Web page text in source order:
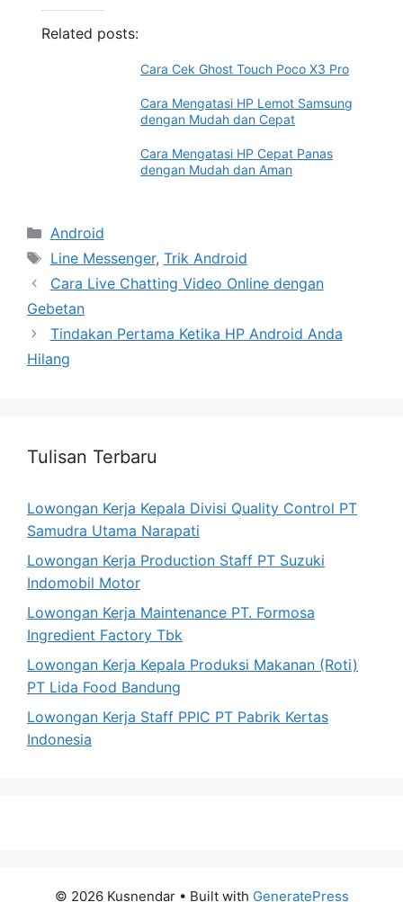
Related posts:
Cara Cek Ghost Touch Poco X3 Pro
Cara Mengatasi HP Lemot Samsung
dengan Mudah dan Cepat
Cara Mengatasi HP Cepat Panas
dengan Mudah dan Aman
Categories
Android
Tags
Line Messenger, Trik Android
Cara Live Chatting Video Online dengan
Gebetan
Tindakan Pertama Ketika HP Android Anda
Hilang
Tulisan Terbaru
Lowongan Kerja Kepala Divisi Quality Control PT
Samudra Utama Narapati
Lowongan Kerja Production Staff PT Suzuki
Indomobil Motor
Lowongan Kerja Maintenance PT. Formosa
Ingredient Factory Tbk
Lowongan Kerja Kepala Produksi Makanan (Roti)
PT Lida Food Bandung
Lowongan Kerja Staff PPIC PT Pabrik Kertas
Indonesia
© 2026 Kusnendar• Built with GeneratePress